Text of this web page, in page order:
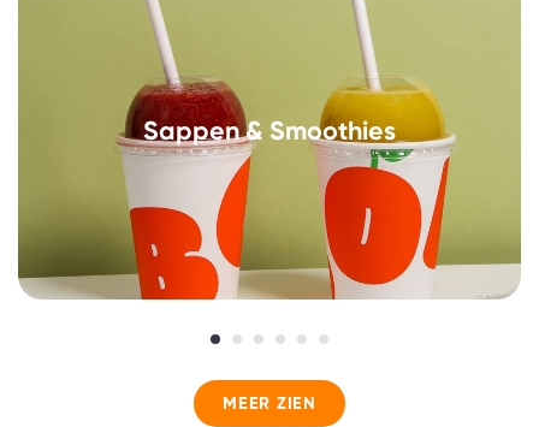
Sappen & Smoothies
MEER ZIEN